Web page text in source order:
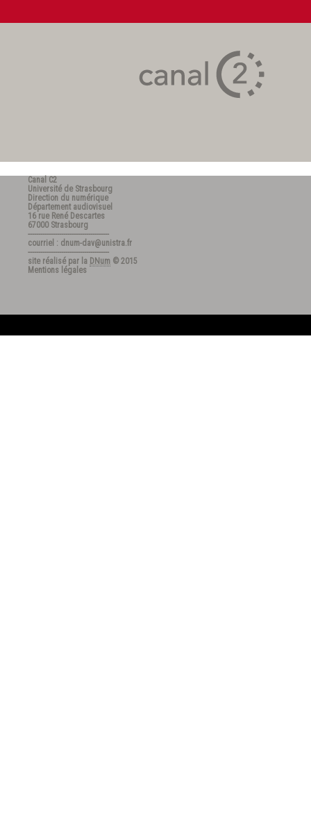
Canal C2
Université de Strasbourg
Direction du numérique
Département audiovisuel
16 rue René Descartes
67000 Strasbourg
---------------------------------------
courriel : dnum-dav@unistra.fr
---------------------------------------
site réalisé par la DNum © 2015
Mentions légales